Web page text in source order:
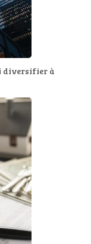
diversifier à